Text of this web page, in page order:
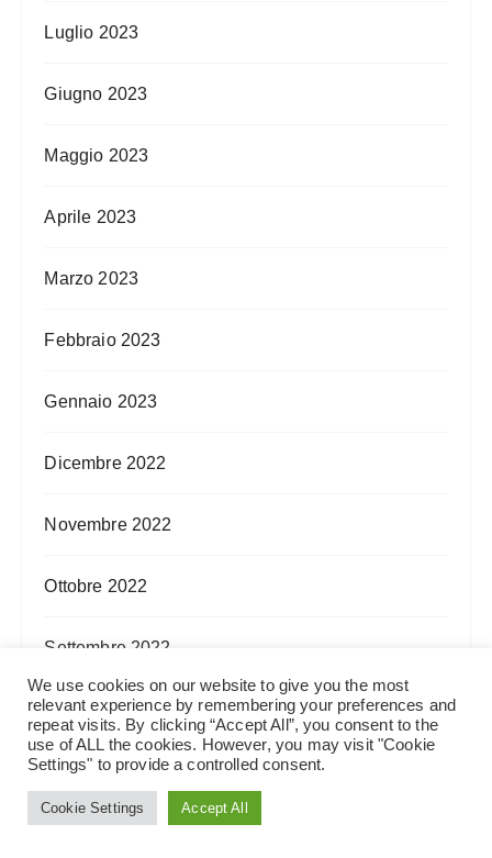
Luglio 2023
Giugno 2023
Maggio 2023
Aprile 2023
Marzo 2023
Febbraio 2023
Gennaio 2023
Dicembre 2022
Novembre 2022
Ottobre 2022
Settembre 2022
Agosto 2022
Luglio 2022
We use cookies on our website to give you the most
relevant experience by remembering your preferences and
repeat visits. By clicking “Accept All”, you consent to the
use of ALL the cookies. However, you may visit "Cookie
Settings" to provide a controlled consent.
Cookie Settings Accept All